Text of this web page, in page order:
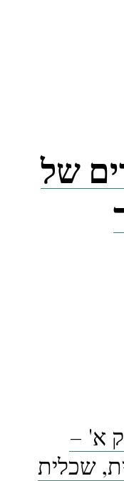
של
א' –
שכלית